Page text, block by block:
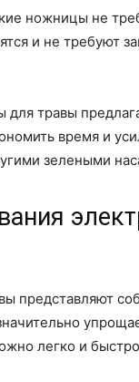
ножницы не
и не требуют
травы
время и
зелеными
представляют
легко и